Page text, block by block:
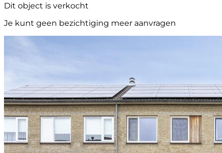
Dit object is verkocht
Je kunt geen bezichtiging meer aanvragen